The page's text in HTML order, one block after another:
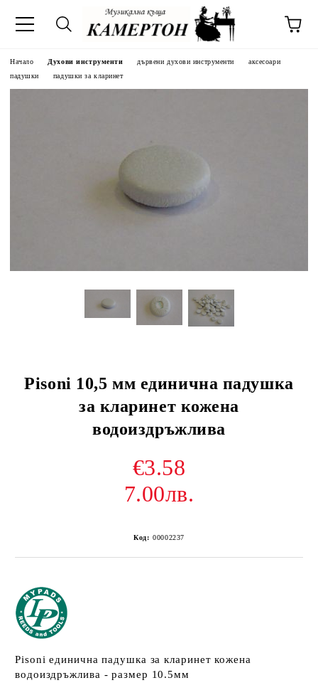
Начало Духови инструменти дървени духови инструменти
аксесоари
падушки
падушки за кларинет
Pisoni 10,5 мм единична падушка
за кларинет кожена
водоиздръжлива
€3.58
7.00лв.
Код: 00002237
Pisoni единична падушка за кларинет кожена
водоиздръжлива - размер 10.5мм